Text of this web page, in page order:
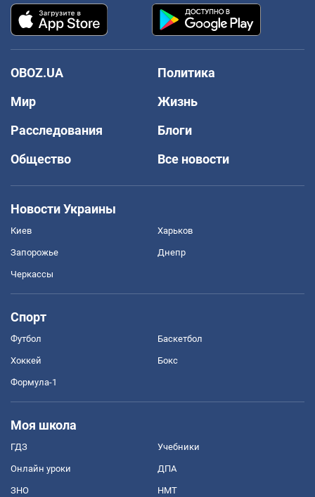
OBOZ.UA
Политика
Мир
Жизнь
Расследования
Блоги
Общество
Все новости
Новости Украины
Киев Харьков
Запорожье Днепр
Черкассы
Спорт
Футбол Баскетбол
Хоккей Бокс
Формула-1
Моя школа
ГДЗ Учебники
Онлайн уроки ДПА
ЗНО НМТ